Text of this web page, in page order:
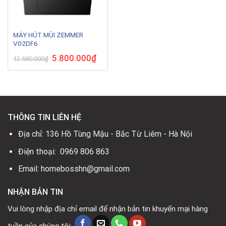
MÁY HÚT MÙI ZEMMER
V02DF6
12.580.000₫ Giá
gốc
là:
5.800.000₫Giá
hiện
tại
THÔNG TIN LIÊN HỆ
Địa chỉ: 136 Hồ Tùng Mậu - Bắc Từ Liêm - Hà Nội
Điện thoại: 0969 806 863
Email: homebosshn@gmail.com
NHẬN BẢN TIN
Vui lòng nhập địa chỉ email để nhận bản tin khuyến mại hàng